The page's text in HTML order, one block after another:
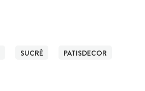
SUCRÉ PATISDECOR